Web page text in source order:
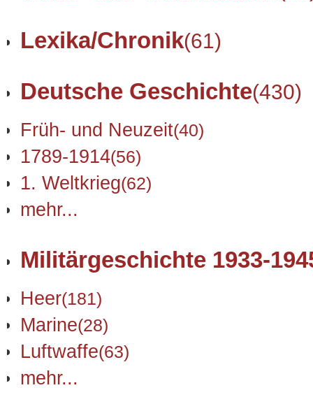
Lexika/Chronik(61)
Deutsche Geschichte(430)
Früh- und Neuzeit(40)
1789-1914(56)
1. Weltkrieg(62)
mehr...
Militärgeschichte 1933-
Heer(181)
Marine(28)
Luftwaffe(63)
mehr...